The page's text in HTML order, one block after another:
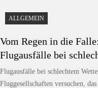
ALLGEMEIN
Vom Regen in die
Flugausfälle bei
Flugausfälle bei schlechtem
Fluggesellschaften versuchen,